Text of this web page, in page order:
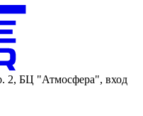
2, БЦ "Атмосфера", вход